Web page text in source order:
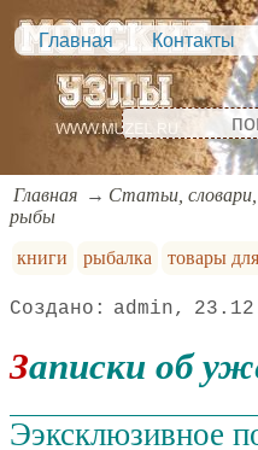
Главная Контакты
Главная Статьи, словари,
рыбы
книги
рыбалка товары
admin
Записки об
Ээксклюзивное